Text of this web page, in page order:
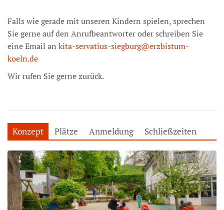
Falls wie gerade mit unseren Kindern spielen, sprechen
Sie gerne auf den Anrufbeantworter oder schreiben Sie
eine Email an kita-servatius-siegburg@erzbistum-
koeln.de
Wir rufen Sie gerne zurück.
Konzept Plätze Anmeldung Schließzeiten